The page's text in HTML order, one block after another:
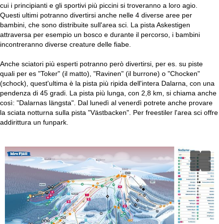
cui i principianti e gli sportivi più piccini si troveranno a loro agio.
Questi ultimi potranno divertirsi anche nelle 4 diverse aree per
bambini, che sono distribuite sull'area sci. La pista Askestigen
attraversa per esempio un bosco e durante il percorso, i bambini
incontreranno diverse creature delle fiabe.
Anche sciatori più esperti potranno però divertirsi, per es. su piste
quali per es "Toker" (il matto), "Ravinen" (il burrone) o "Chocken"
(schock), quest'ultima è la pista più ripida dell'intera Dalarna, con una
pendenza di 45 gradi. La pista più lunga, con 2,8 km, si chiama anche
così: "Dalarnas längsta". Dal lunedì al venerdì potrete anche provare
la sciata notturna sulla pista "Västbacken". Per freestiler l'area sci offre
addirittura un funpark.